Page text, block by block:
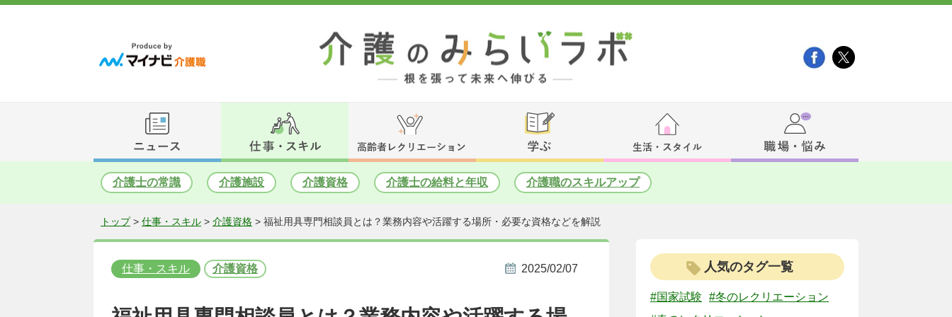
介護士の常識 介護施設 介護資格 介護士の給料と年収 介護職のスキルアップ
トップ> 仕事・スキル > 介護資格 > 福祉用具専門相談員とは？業務内容や活躍する場所・必要な資格などを解説
仕事・スキル 介護資格 2025/02/07 人気のタグ一覧
#国家試験
#冬のレクリエーション